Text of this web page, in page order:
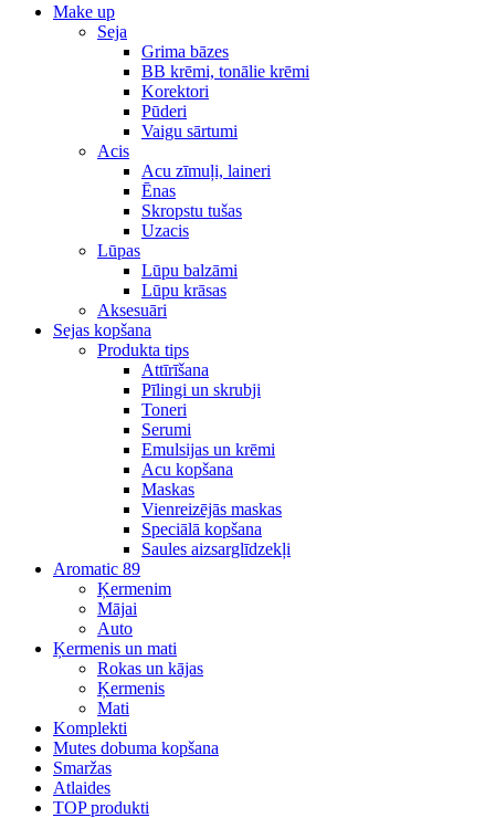
Make up
Seja
Grima bāzes
BB krēmi, tonālie krēmi
Korektori
Pūderi
Vaigu sārtumi
Acis
Acu zīmuļi, laineri
Ēnas
Skropstu tušas
Uzacis
Lūpas
Lūpu balzāmi
Lūpu krāsas
Aksesuāri
Sejas kopšana
Produkta tips
Attīrīšana
Pīlingi un skrubji
Toneri
Serumi
Emulsijas un krēmi
Acu kopšana
Maskas
Vienreizējās maskas
Speciālā kopšana
Saules aizsarglīdzekļi
Aromatic 89
Ķermenim
Mājai
Auto
Ķermenis un mati
Rokas un kājas
Ķermenis
Mati
Komplekti
Mutes dobuma kopšana
Smaržas
Atlaides
TOP produkti